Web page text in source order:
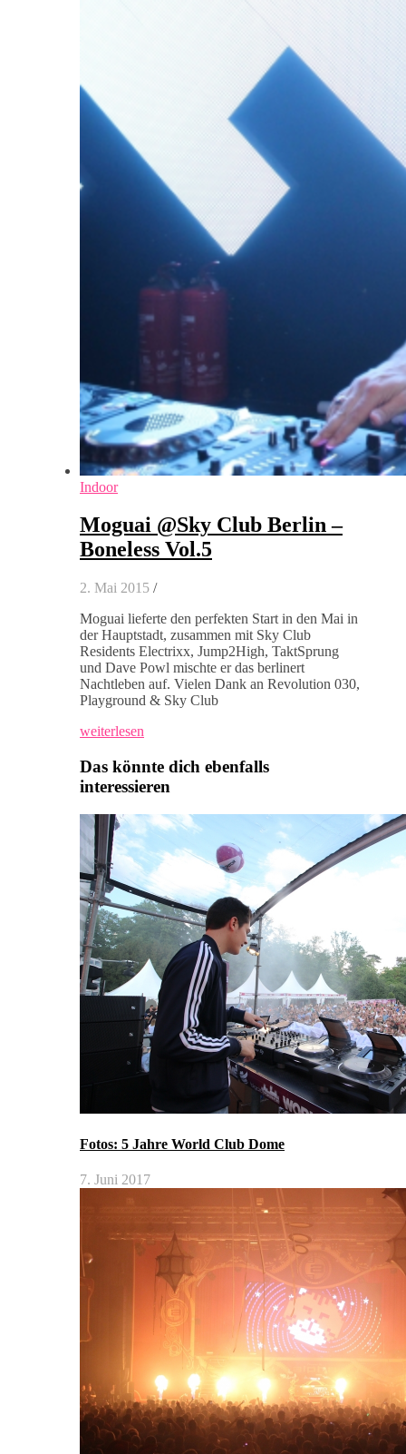
Indoor
Moguai @Sky Club Berlin –
Boneless Vol.5
2. Mai 2015 /
Moguai lieferte den perfekten Start in den Mai in
der Hauptstadt, zusammen mit Sky Club
Residents Electrixx, Jump2High, TaktSprung
und Dave Powl mischte er das berlinert
Nachtleben auf. Vielen Dank an Revolution 030,
Playground & Sky Club
weiterlesen
Das könnte dich ebenfalls
interessieren
Fotos: 5 Jahre World Club Dome
7. Juni 2017